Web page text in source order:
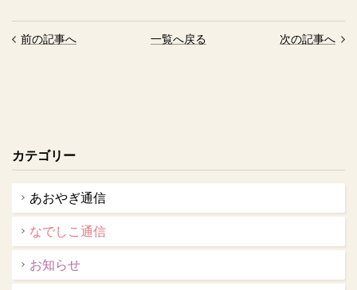
前の記事へ 一覧へ戻る 次の記事へ
カテゴリー
あおやぎ通信
なでしこ通信
お知らせ